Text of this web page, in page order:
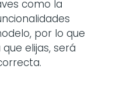
como la
por lo que
que elijas, será